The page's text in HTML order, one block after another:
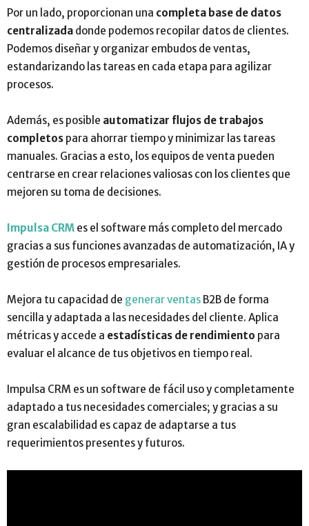
Por un lado, proporcionan una completa base de datos
centralizada donde podemos recopilar datos de clientes.
Podemos diseñar y organizar embudos de ventas,
estandarizando las tareas en cada etapa para agilizar
procesos.
Además, es posible automatizar flujos de trabajos
completos para ahorrar tiempo y minimizar las tareas
manuales. Gracias a esto, los equipos de venta pueden
centrarse en crear relaciones valiosas con los clientes que
mejoren su toma de decisiones.
Impulsa CRM es el software más completo del mercado
gracias a sus funciones avanzadas de automatización, IA y
gestión de procesos empresariales.
Mejora tu capacidad de generar ventas B2B de forma
sencilla y adaptada a las necesidades del cliente. Aplica
métricas y accede a estadísticas de rendimiento para
evaluar el alcance de tus objetivos en tiempo real.
Impulsa CRM es un software de fácil uso y completamente
adaptado a tus necesidades comerciales; y gracias a su
gran escalabilidad es capaz de adaptarse a tus
requerimientos presentes y futuros.